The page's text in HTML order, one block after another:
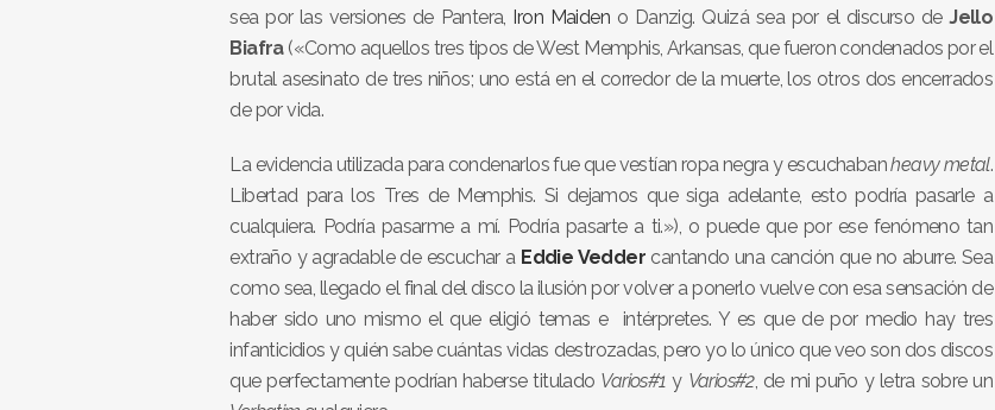
sea por las versiones de Pantera, Iron Maiden o Danzig. Quizá sea por el discurso deJello
Biafra(«Como aquellos tres tipos de West Memphis, Arkansas, que fueron condenados por el
brutal asesinato de tres niños; uno está en el corredor de la muerte, los otros dos encerrados
de por vida.
La evidencia utilizada para condenarlos fue que vestían ropa negra y escuchabanheavy metal.
Libertad para los Tres de Memphis. Si dejamos que siga adelante, esto podría pasarle a
cualquiera. Podría pasarme a mí. Podría pasarte a ti.»), o puede que por ese fenómeno tan
extraño y agradable de escuchar a Eddie Veddercantando una canción que no aburre. Sea
como sea, llegado el final del disco la ilusión por volver a ponerlo vuelve con esa sensación de
haber sido uno mismo el que eligió temas e intérpretes. Y es que de por medio hay tres
infanticidios y quién sabe cuántas vidas destrozadas, pero yo lo único que veo son dos discos
que perfectamente podrían haberse titulado Varios#1 y Varios#2, de mi puño y letra sobre un